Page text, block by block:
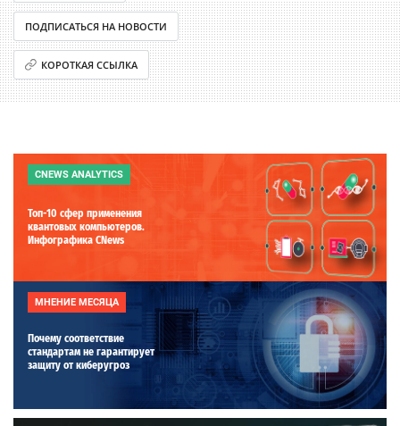
ПОДПИСАТЬСЯ НА НОВОСТИ
КОРОТКАЯ ССЫЛКА
CNEWS ANALYTICS
Топ-10 сфер применения
квантовых компьютеров.
Инфографика CNews
МНЕНИЕ МЕСЯЦА
Почему соответствие
стандартам не гарантирует
защиту от киберугроз